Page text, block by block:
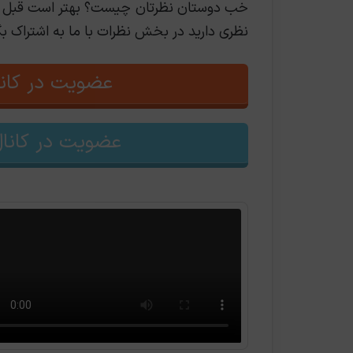
خب دوستان نظرتان چیست؟ بهتر است قبل از
نظری دارید در بخش نظرات با ما به اشتراک
عضویت در
عضویت در